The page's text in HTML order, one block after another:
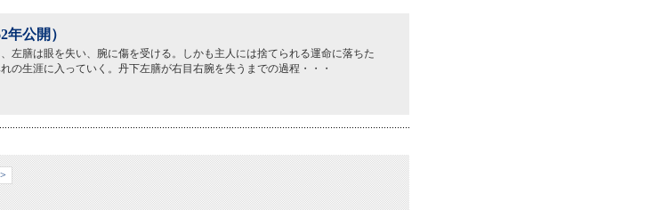
公開）
左膳は眼を失い、腕に傷を受ける。しかも主人には捨てられる運命に落ちた
の生涯に入っていく。丹下左膳が右目右腕を失うまでの過程・・・